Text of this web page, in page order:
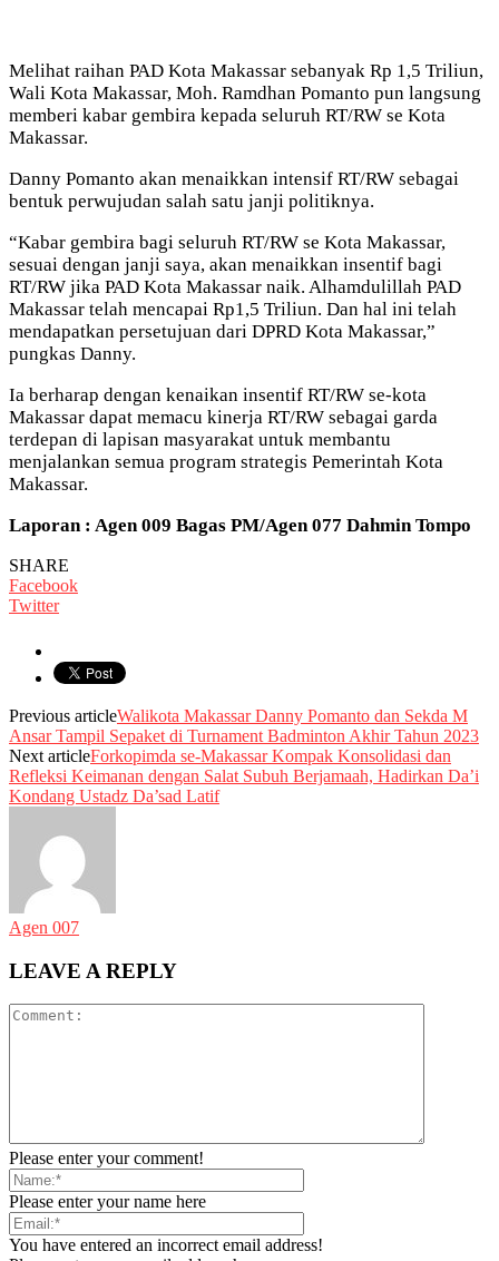
Melihat raihan PAD Kota Makassar sebanyak Rp 1,5 Triliun,
Wali Kota Makassar, Moh. Ramdhan Pomanto pun langsung
memberi kabar gembira kepada seluruh RT/RW se Kota
Makassar.
Danny Pomanto akan menaikkan intensif RT/RW sebagai
bentuk perwujudan salah satu janji politiknya.
“Kabar gembira bagi seluruh RT/RW se Kota Makassar,
sesuai dengan janji saya, akan menaikkan insentif bagi
RT/RW jika PAD Kota Makassar naik. Alhamdulillah PAD
Makassar telah mencapai Rp1,5 Triliun. Dan hal ini telah
mendapatkan persetujuan dari DPRD Kota Makassar,”
pungkas Danny.
Ia berharap dengan kenaikan insentif RT/RW se-kota
Makassar dapat memacu kinerja RT/RW sebagai garda
terdepan di lapisan masyarakat untuk membantu
menjalankan semua program strategis Pemerintah Kota
Makassar.
Laporan : Agen 009 Bagas PM/Agen 077 Dahmin Tompo
SHARE
Facebook
Twitter
Previous articleWalikota Makassar Danny Pomanto dan Sekda M
Ansar Tampil Sepaket di Turnament Badminton Akhir Tahun 2023
Next articleForkopimda se-Makassar Kompak Konsolidasi dan
Refleksi Keimanan dengan Salat Subuh Berjamaah, Hadirkan Da’i
Kondang Ustadz Da’sad Latif
Agen 007
LEAVE A REPLY
Please enter your comment!
Please enter your name here
You have entered an incorrect email address!